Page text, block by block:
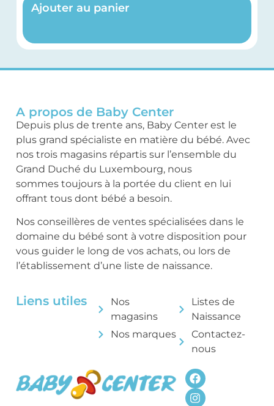
Ajouter au panier
A propos de Baby Center
Depuis plus de trente ans, Baby Center est le
plus grand spécialiste en matière du bébé. Avec
nos trois magasins répartis sur l’ensemble du
Grand Duché du Luxembourg, nous
sommes toujours à la portée du client en lui
offrant tous dont bébé a besoin.
Nos conseillères de ventes spécialisées dans le
domaine du bébé sont à votre disposition pour
vous guider le long de vos achats, ou lors de
l’établissement d’une liste de naissance.
Liens utiles
Nos
magasins
Nos marques
Listes de
Naissance
Contactez-
nous